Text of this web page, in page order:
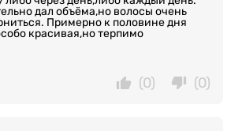
дал объёма,но волосы очень
Примерно к половине дня
красивая,но терпимо
(0)
(0)